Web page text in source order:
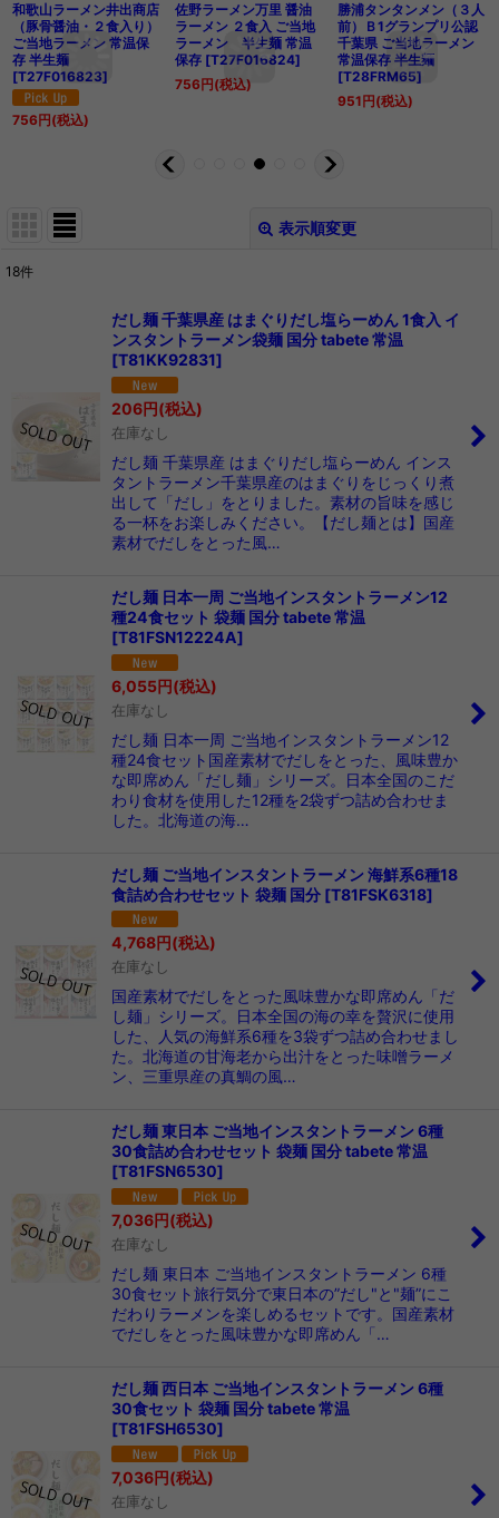
和歌山ラーメン井出商店
（豚骨醤油・２食入り）
ご当地ラーメン 常温保
存 半生麺
[T27F016823]
756 円(税込)
佐野ラーメン万里 醤油
ラーメン ２食入 ご当地
ラーメン 半生麺 常温
保存 [T27F016824]
756 円(税込)
勝浦タンタンメン（３人
前）Ｂ1グランプリ公認
千葉県 ご当地ラーメン
常温保存 半生麺
[T28FRM65]
951 円(税込)
表示順変更
絞り込む
18件
だし麺 千葉県産 はまぐりだし塩らーめん 1食入 イ
ンスタントラーメン袋麺 国分 tabete 常温
[T81KK92831]
206円(税込)
在庫なし
だし麺 千葉県産 はまぐりだし塩らーめん インス
タントラーメン千葉県産のはまぐりをじっくり煮
出して「だし」をとりました。素材の旨味を感じ
る一杯をお楽しみください。【だし麺とは】国産
素材でだしをとった風…
だし麺 日本一周 ご当地インスタントラーメン12
種24食セット 袋麺 国分 tabete 常温
[T81FSN12224A]
6,055円(税込)
在庫なし
だし麺 日本一周 ご当地インスタントラーメン12
種24食セット国産素材でだしをとった、風味豊か
な即席めん「だし麺」シリーズ。日本全国のこだ
わり食材を使用した12種を2袋ずつ詰め合わせま
した。北海道の海…
だし麺 ご当地インスタントラーメン 海鮮系6種18
食詰め合わせセット 袋麺 国分 [T81FSK6318]
4,768円(税込)
在庫なし
国産素材でだしをとった風味豊かな即席めん「だ
し麺」シリーズ。日本全国の海の幸を贅沢に使用
した、人気の海鮮系6種を3袋ずつ詰め合わせまし
た。北海道の甘海老から出汁をとった味噌ラーメ
ン、三重県産の真鯛の風…
だし麺 東日本 ご当地インスタントラーメン 6種
30食詰め合わせセット 袋麺 国分 tabete 常温
[T81FSN6530]
7,036円(税込)
在庫なし
だし麺 東日本 ご当地インスタントラーメン 6種
30食セット旅行気分で東日本の”だし"と"麺”にこ
だわりラーメンを楽しめるセットです。国産素材
でだしをとった風味豊かな即席めん「…
だし麺 西日本 ご当地インスタントラーメン 6種
30食セット 袋麺 国分 tabete 常温
[T81FSH6530]
7,036円(税込)
在庫なし